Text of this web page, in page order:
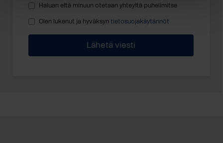
Haluan että minuun otetaan yhteyttä puhelimitse
Olen lukenut ja hyväksyn tietosuojakäytännöt